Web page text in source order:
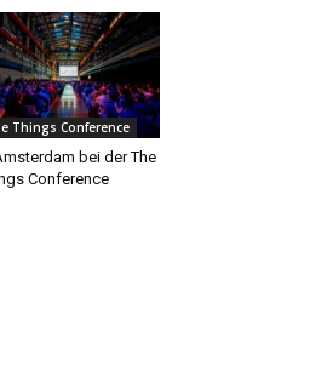
Things Conference
bei der The
Conference